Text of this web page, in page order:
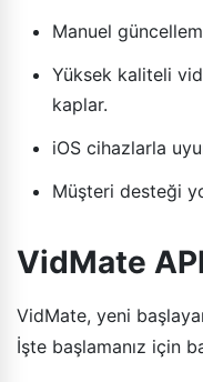
Manuel
Yüksek kaliteli
kaplar.
iOS cihazlarla
Müşteri desteği
VidMate
VidMate, yeni
İşte başlamanız için